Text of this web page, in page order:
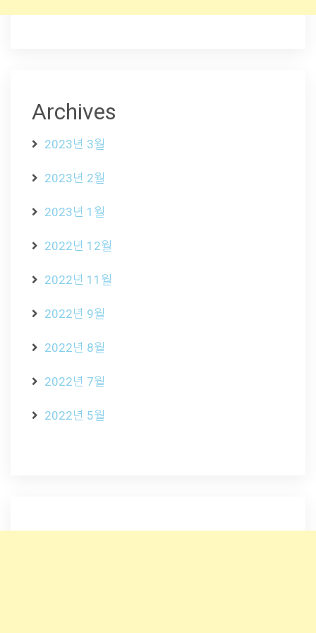
Archives
2023년 3월
2023년 2월
2023년 1월
2022년 12월
2022년 11월
2022년 9월
2022년 8월
2022년 7월
2022년 5월